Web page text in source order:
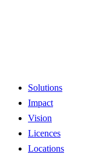
Solutions
Impact
Vision
Licences
Locations